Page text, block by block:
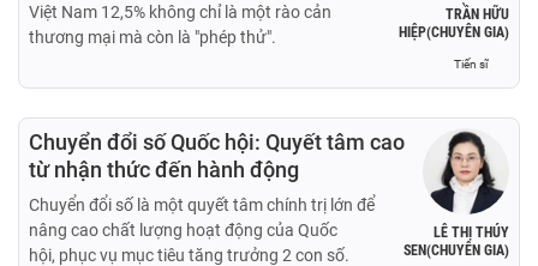
TRẦN HỮU
HIỆP(CHUYÊN GIA)
Tiến sĩ
Việt Nam 12,5% không chỉ là một rào cản
thương mại mà còn là "phép thử".
LÊ THỊ THÚY
SEN(CHUYÊN GIA)
Chuyển đổi số Quốc hội: Quyết tâm cao
từ nhận thức đến hành động
Chuyển đổi số là một quyết tâm chính trị lớn để
nâng cao chất lượng hoạt động của Quốc
hội, phục vụ mục tiêu tăng trưởng 2 con số.